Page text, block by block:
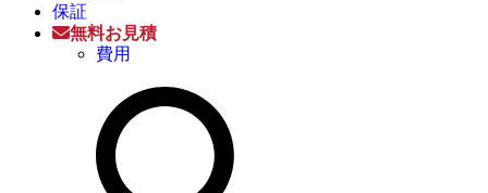
保証
無料お見積
費用